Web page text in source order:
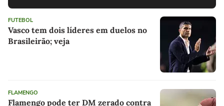
FUTEBOL
Vasco tem dois líderes em duelos no
Brasileirão; veja
FLAMENGO
Flamengo pode ter DM zerado contra